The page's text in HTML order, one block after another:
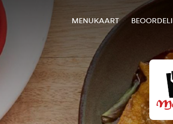
MENUKAART